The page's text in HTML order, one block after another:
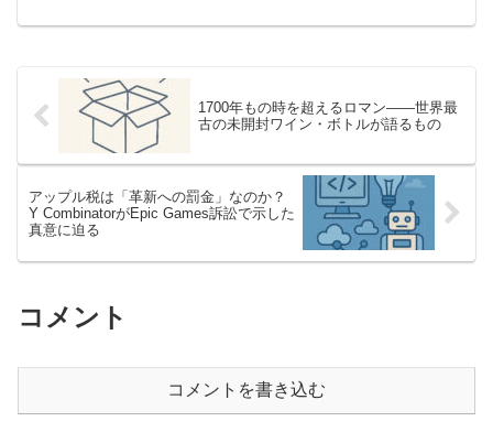
1700年もの時を超えるロマン――世界最
古の未開封ワイン・ボトルが語るもの
アップル税は「革新への罰金」なのか？
Y CombinatorがEpic Games訴訟で示した
真意に迫る
コメント
コメントを書き込む